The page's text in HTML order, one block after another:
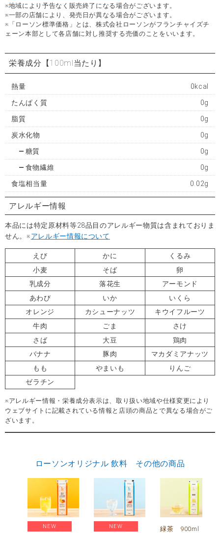
※地域により予告なく販売終了になる場合がございます。
※一部の店舗により、発売日が異なる場合がございます。
※「ローソン標準価格」とは、株式会社ローソンがフランチャイズチ
ェーン本部として各店舗に対し推奨する売価のことをいいます。
栄養成分 【100ml当たり】
熱量 0kcal
たんぱく質 0g
脂質 0g
炭水化物 0g
糖質 0g
食物繊維 0g
食塩相当量 0.02g
アレルギー情報
本品には特定原材料等28品目のアレルギー物質は含まれておりま
せん。※アレルギー情報について
えび かに
くるみ
小麦
そば
卵
乳成分
落花生
アーモンド
あわび
いか
いくら
オレンジ
カシューナッツ
キウイフルーツ
牛肉
ごま
さけ
さば
大豆
鶏肉
バナナ
豚肉
マカダミアナッツ
もも
やまいも
りんご
ゼラチン
※アレルギー情報・栄養成分表示は、取り扱い地域や仕様変更により
ウェブサイトに記載されている情報と店頭の商品とで異なる場合がご
ざいます。
ローソンオリジナル 飲料 その他の商品
NEW NEW
緑茶 900ml